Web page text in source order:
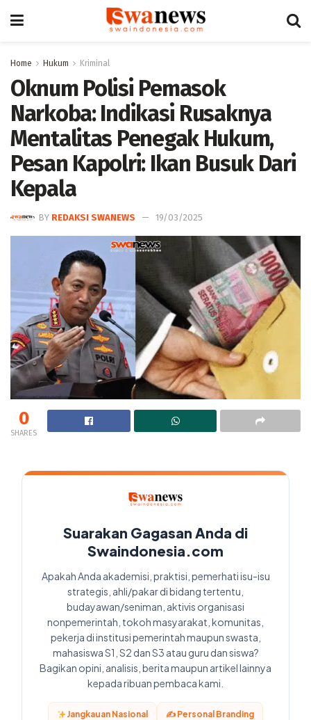
Home Hukum Kriminal
Oknum Polisi Pemasok
Narkoba: Indikasi Rusaknya
Mentalitas Penegak Hukum,
Pesan Kapolri: Ikan Busuk Dari
Kepala
BY REDAKSI SWANEWS 19/03/2025
0
SHARES
Suarakan Gagasan Anda di
Swaindonesia.com
Apakah Anda akademisi, praktisi, pemerhati isu-isu
strategis, ahli/pakar di bidang tertentu,
budayawan/seniman, aktivis organisasi
nonpemerintah, tokoh masyarakat, komunitas,
pekerja di institusi pemerintah maupun swasta,
mahasiswa S1, S2 dan S3 atau guru dan siswa?
Bagikan opini, analisis, berita maupun artikel lainnya
kepada ribuan pembaca kami.
Jangkauan Nasional ✍️ Personal Branding